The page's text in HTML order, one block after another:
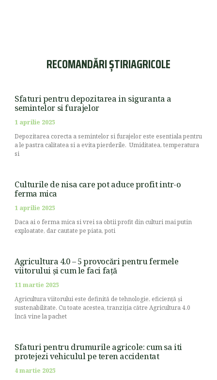
RECOMANDĂRI ȘTIRIAGRICOLE
Sfaturi pentru depozitarea in siguranta a
semintelor si furajelor
1 aprilie 2025
Depozitarea corecta a semintelor si furajelor este esentiala pentru
a le pastra calitatea si a evita pierderile. Umiditatea, temperatura
si
Culturile de nisa care pot aduce profit intr-o
ferma mica
1 aprilie 2025
Daca ai o ferma mica si vrei sa obtii profit din culturi mai putin
exploatate, dar cautate pe piata, poti
Agricultura 4.0 – 5 provocări pentru fermele
viitorului și cum le faci față
11 martie 2025
Agricultura viitorului este definită de tehnologie, eficiență și
sustenabilitate. Cu toate acestea, tranziția către Agricultura 4.0
încă vine la pachet
Sfaturi pentru drumurile agricole: cum sa iti
protejezi vehiculul pe teren accidentat
4 martie 2025